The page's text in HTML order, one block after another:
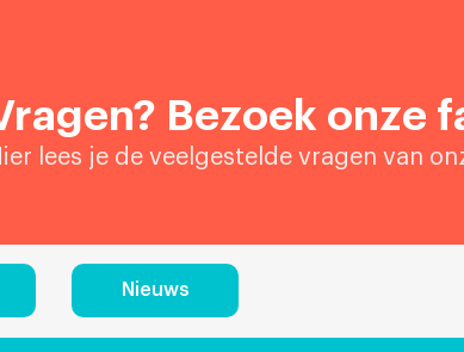
Bezoek onze
lees je de veelgestelde vragen van
Nieuws